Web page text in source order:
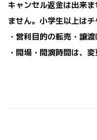
キャンセル返金は出来
ません。小学生以上
・営利目的の転売・
・開場・開演時間は、